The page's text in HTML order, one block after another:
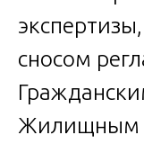
сносом
Жилищным